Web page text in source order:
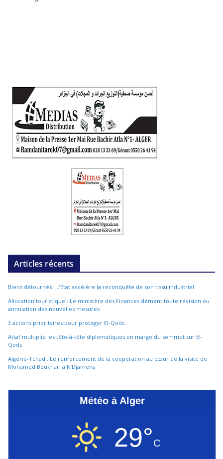
Articles récents
Biens détournés : L’État accélère la reconquête de son tissu industriel
Allocation touristique : Le ministère des Finances dément toute révision ou
annulation des nouvelles mesures
3 actions prioritaires pour protéger El-Qods
Attaf multiplie les tête-à-tête diplomatiques en marge du sommet sur El-
Qods
Algérie-Tchad : Le renforcement de la coopération au cœur de la visite de
Mohamed Boukhari à N’Djamena
Météo à Alger
29°C